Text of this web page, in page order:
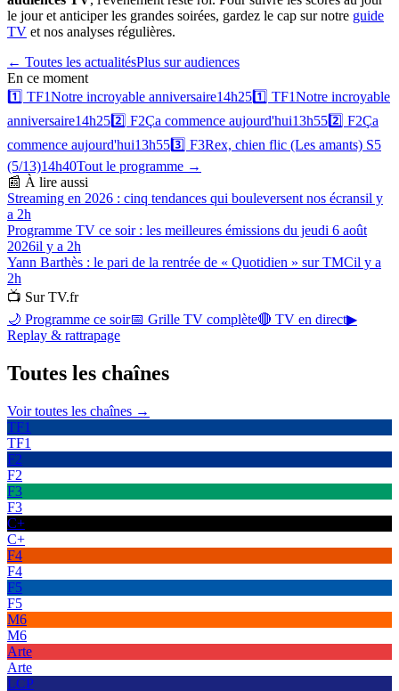
le jour et anticiper les grandes soirées, gardez le cap sur notre guide
TV et nos analyses régulières.
← Toutes les actualitésPlus suraudiences
En ce moment
1️⃣ TF1Notre incroyable anniversaire14h251️⃣ TF1Notre incroyable
anniversaire14h252️⃣ F2Ça commence aujourd'hui13h552️⃣ F2Ça
commence aujourd'hui13h553️⃣ F3Rex, chien flic (Les amants) S5
(5/13)14h40Tout le programme →
📰 À lire aussi
Streaming en 2026 : cinq tendances qui bouleversent nos écransil y
a 2h
Programme TV ce soir : les meilleures émissions du jeudi 6 août
2026il y a 2h
Yann Barthès : le pari de la rentrée de « Quotidien » sur TMCil y a
2h
📺 Sur TV.fr
🌙 Programme ce soir📅 Grille TV complète🔴 TV en direct▶
Replay & rattrapage
Toutes les chaînes
Voir toutes les chaînes →
TF1
TF1
F2
F2
F3
F3
C+
C+
F4
F4
F5
F5
M6
M6
Arte
Arte
LCP